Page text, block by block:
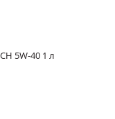
5W-40 1 л